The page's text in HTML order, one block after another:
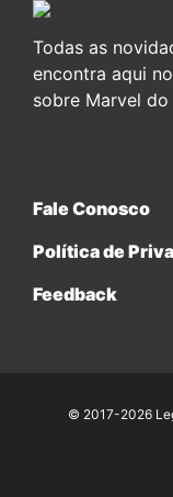
Todas as
encontra aqui
sobre Marvel do
Fale Conosco
Política de
Feedback
© 2017-2026